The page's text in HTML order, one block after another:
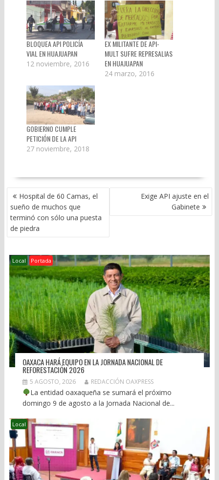
BLOQUEA API POLICÍA
VIAL EN HUAJUAPAN
12 noviembre, 2016
EX MILITANTE DE API-
MULT SUFRE REPRESALIAS
EN HUAJUAPAN
24 marzo, 2016
GOBIERNO CUMPLE
PETICIÓN DE LA API
27 noviembre, 2018
NAVEGACIÓN
DE
ENTRADAS
Hospital de 60 Camas, el
sueño de muchos que
terminó con sólo una puesta
de piedra
Exige API ajuste en el
Gabinete
Local Portada
OAXACA HARÁ EQUIPO EN LA JORNADA NACIONAL DE
REFORESTACIÓN 2026
5 AGOSTO, 2026 REDACCIÓN OAXPRESS
La entidad oaxaqueña se sumará el próximo
domingo 9 de agosto a la Jornada Nacional de...
Local